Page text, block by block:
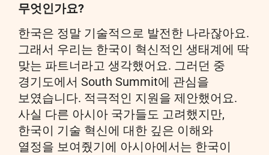
무엇인가요?
한국은 정말 기술적으로 발전한 나라잖아요.
그래서 우리는 한국이 혁신적인 생태계에 딱
맞는 파트너라고 생각했어요. 그러던 중
경기도에서 South Summit에 관심을
보였습니다. 적극적인 지원을 제안했어요.
사실 다른 아시아 국가들도 고려했지만,
한국이 기술 혁신에 대한 깊은 이해와
열정을 보여줬기에 아시아에서는 한국이